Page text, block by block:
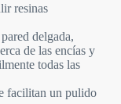
resinas
delgada,
de las encías y
todas las
facilitan un pulido